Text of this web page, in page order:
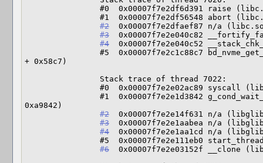
#2
0x00007f7e2dfaef87 n/a
#3
0x00007f7e2e040c82
#4
0x00007f7e2e040c52
+ 0x58c7)
0xa9842)
#2
0x00007f7e2e14f631 n/a
#3
0x00007f7e2e1aabea n/a
#4
0x00007f7e2e1aa1cd n/a
#6
0x00007f7e2e03152f __clone